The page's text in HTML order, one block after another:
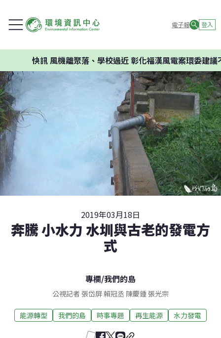
電子報 登入
風機離聚落、學校過近 彰化福漢風電案環委建議不應開發
2019年03月18日
奔騰 小水力 水圳與古老的發電方
式
專欄/我們的島
公視記者 張岱屏 賴冠丞 陳慶鍾 張光宗
能源轉型 我們的島 時事專題 再生能源 水力發電